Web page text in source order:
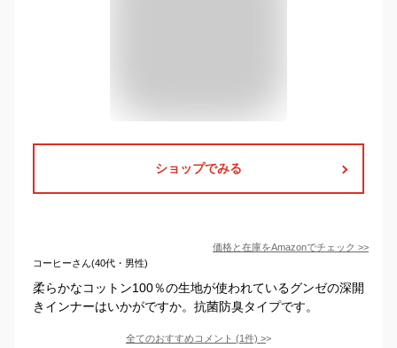
ショップでみる
価格と在庫をAmazonでチェック >>
コーヒーさん(40代・男性)
柔らかなコットン100％の生地が使われているグンゼの深開
きインナーはいかがですか。抗菌防臭タイプです。
全てのおすすめコメント (1件) >